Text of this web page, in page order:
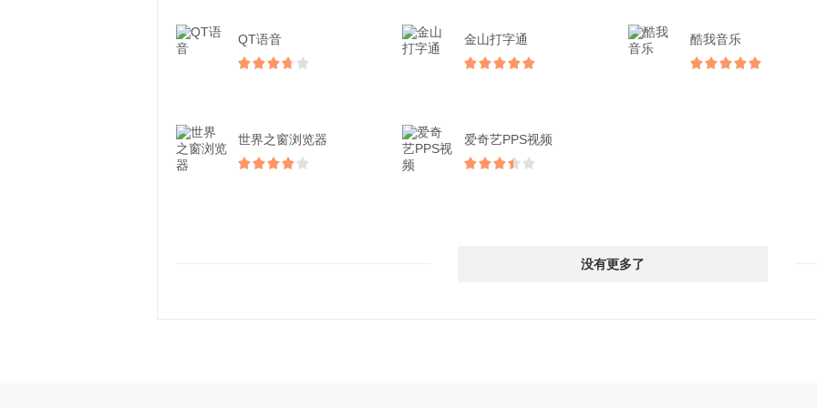
QT语音 金山打字通 酷我音乐
世界之窗浏览器 爱奇艺PPS视频
没有更多了